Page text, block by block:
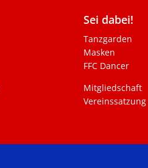
Sei dabei!
Tanzgarden
Masken
FFC Dancer
Mitgliedschaft
Vereinssatzung